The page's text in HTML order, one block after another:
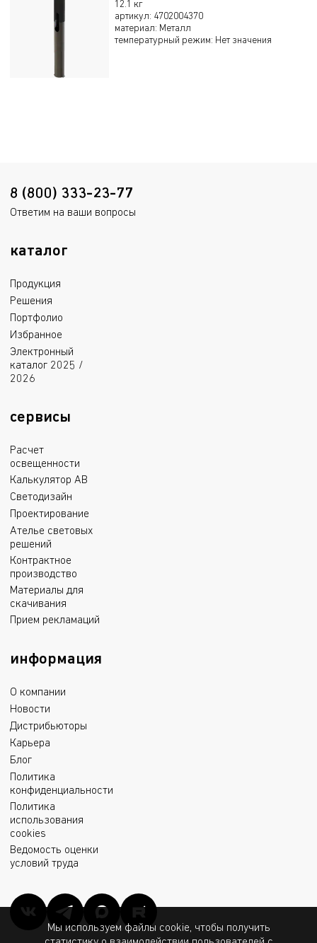
12.1 кг
артикул: 4702004370
материал: Металл
температурный режим: Нет значения
8 (800) 333-23-77
Ответим на ваши вопросы
каталог
Продукция
Решения
Портфолио
Избранное
Электронный
каталог 2025 /
2026
сервисы
Расчет
освещенности
Калькулятор АВ
Светодизайн
Проектирование
Ателье световых
решений
Контрактное
производство
Материалы для
скачивания
Прием рекламаций
информация
О компании
Новости
Дистрибьюторы
Карьера
Блог
Политика
конфиденциальности
Политика
использования
cookies
Ведомость оценки
условий труда
Мы используем файлы cookie, чтобы получить